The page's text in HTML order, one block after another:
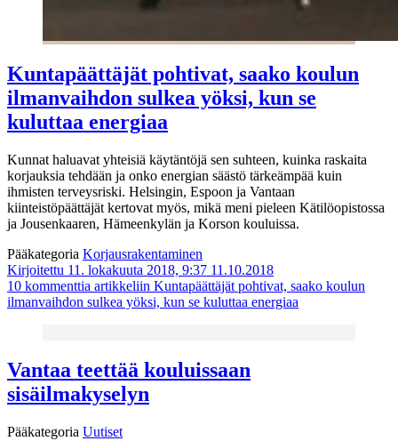
Kuntapäättäjät pohtivat, saako koulun
ilmanvaihdon sulkea yöksi, kun se
kuluttaa energiaa
Kunnat haluavat yhteisiä käytäntöjä sen suhteen, kuinka raskaita
korjauksia tehdään ja onko energian säästö tärkeämpää kuin
ihmisten terveysriski. Helsingin, Espoon ja Vantaan
kiinteistöpäättäjät kertovat myös, mikä meni pieleen Kätilöopistossa
ja Jousenkaaren, Hämeenkylän ja Korson kouluissa.
Pääkategoria Korjausrakentaminen
Kirjoitettu 11. lokakuuta 2018, 9:37 11.10.2018
10 kommenttia artikkeliin Kuntapäättäjät pohtivat, saako koulun
ilmanvaihdon sulkea yöksi, kun se kuluttaa energiaa
Vantaa teettää kouluissaan
sisäilmakyselyn
Pääkategoria Uutiset